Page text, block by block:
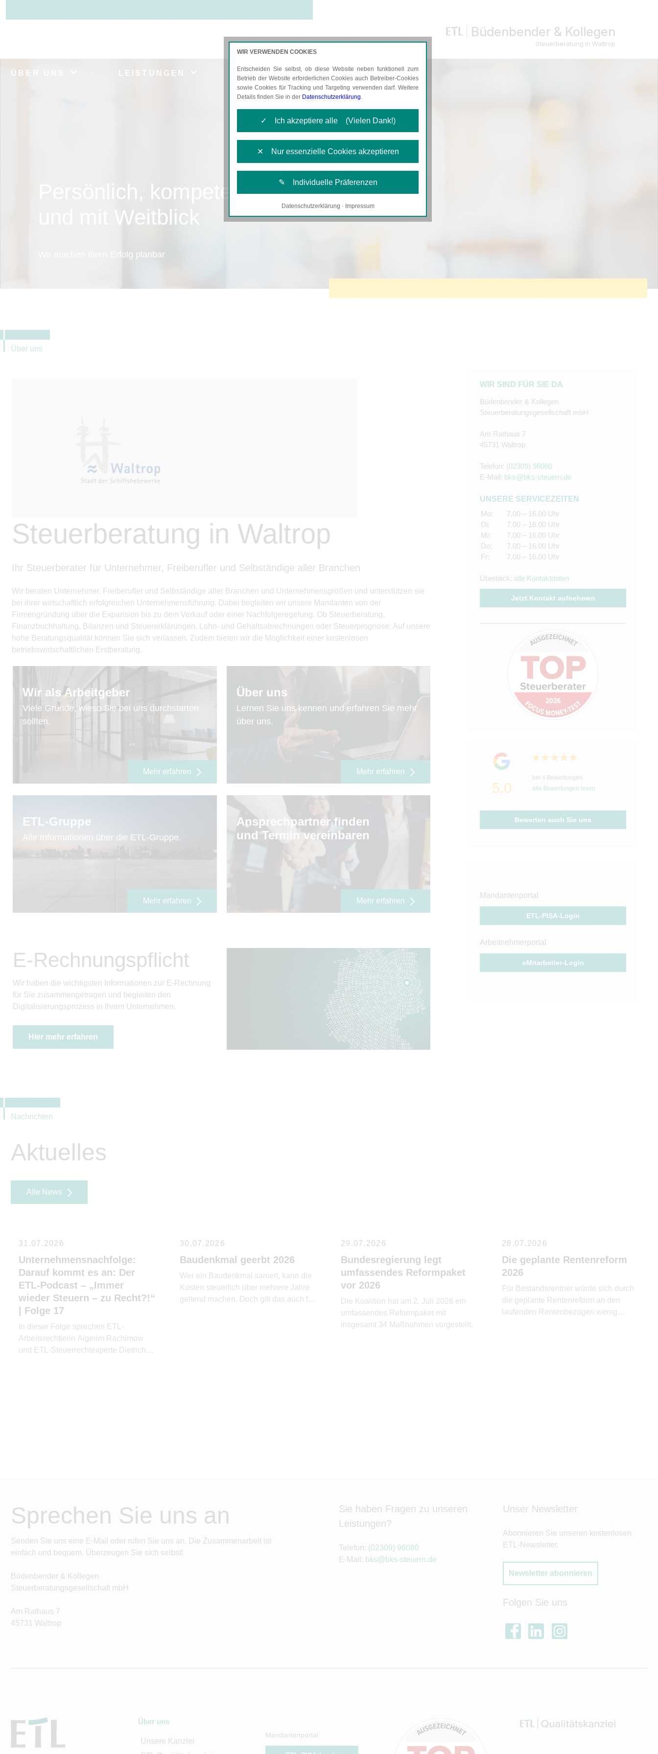
Büdenbender & Kollegen
Steuerberatung in Waltrop
ÜBER UNS LEISTUNGEN AKTUELLES KARRIERE
Persönlich, kompetent
und mit Weitblick
Wir machen Ihren Erfolg planbar
Über uns
Steuerberatung in Waltrop
Ihr Steuerberater für Unternehmer, Freiberufler und Selbständige aller Branchen
Wir beraten Unternehmer, Freiberufler und Selbständige aller Branchen und Unternehmensgrößen und unterstützen sie
bei ihrer wirtschaftlich erfolgreichen Unternehmensführung. Dabei begleiten wir unsere Mandanten von der
Firmengründung über die Expansion bis zu dem Verkauf oder einer Nachfolgeregelung. Ob Steuerberatung,
Finanzbuchhaltung, Bilanzen und Steuererklärungen, Lohn- und Gehaltsabrechnungen oder Steuerprognose: Auf unsere
hohe Beratungsqualität können Sie sich verlassen. Zudem bieten wir die Möglichkeit einer kostenlosen
betriebswirtschaftlichen Erstberatung.
Wir als Arbeitgeber
Viele Gründe, wieso Sie bei uns durchstarten
sollten.
Mehr erfahren
Über uns
Lernen Sie uns kennen und erfahren Sie mehr
über uns.
Mehr erfahren
ETL-Gruppe
Alle Informationen über die ETL-Gruppe.
Mehr erfahren
Ansprechpartner finden
und Termin vereinbaren
Mehr erfahren
E-Rechnungspflicht
Wir haben die wichtigsten Informationen zur E-Rechnung
für Sie zusammengetragen und begleiten den
Digitalisierungsprozess in Ihrem Unternehmen.
Hier mehr erfahren
WIR SIND FÜR SIE DA
Büdenbender & Kollegen
Steuerberatungsgesellschaft mbH
Am Rathaus 7
45731 Waltrop
Telefon: (02309) 96080
E-Mail: bks@bks-steuern.de
UNSERE SERVICEZEITEN
Mo:
Di:
Mi:
Do:
Fr:
7.00 – 16.00 Uhr
7.00 – 16.00 Uhr
7.00 – 16.00 Uhr
7.00 – 16.00 Uhr
7.00 – 16.00 Uhr
Überblick: alle Kontaktdaten
Jetzt Kontakt aufnehmen
5.0
bei 4 Bewertungen
alle Bewertungen lesen
Bewerten auch Sie uns
Mandantenportal
ETL-PISA-Login
Arbeitnehmerportal
eMitarbeiter-Login
Nachrichten
Aktuelles
Alle News
31.07.2026
Unternehmensnachfolge:
Darauf kommt es an: Der
ETL-Podcast – „Immer
wieder Steuern – zu Recht?!“
| Folge 17
In dieser Folge sprechen ETL-
Arbeitsrechtlerin Aigerim Rachimow
und ETL-Steuerrechtexperte Dietrich
30.07.2026
Baudenkmal geerbt 2026
Wer ein Baudenkmal saniert, kann die
Kosten steuerlich über mehrere Jahre
geltend machen. Doch gilt das auch für
29.07.2026
Bundesregierung legt
umfassendes Reformpaket
vor 2026
Die Koalition hat am 2. Juli 2026 ein
umfassendes Reformpaket mit
insgesamt 34 Maßnahmen vorgestellt.
28.07.2026
Die geplante Rentenreform
2026
Für Bestandsrentner würde sich durch
die geplante Rentenreform an den
laufenden Rentenbezügen wenig
Sprechen Sie uns an
Senden Sie uns eine E-Mail oder rufen Sie uns an. Die Zusammenarbeit ist
einfach und bequem. Überzeugen Sie sich selbst!
Büdenbender & Kollegen
Steuerberatungsgesellschaft mbH
Am Rathaus 7
45731 Waltrop
Sie haben Fragen zu unseren
Leistungen?
Telefon: (02309) 96080
E-Mail: bks@bks-steuern.de
Unser Newsletter
Abonnieren Sie unseren kostenlosen
ETL-Newsletter.
Newsletter abonnieren
Folgen Sie uns
Über uns
Unsere Kanzlei
Mandantenportal
WIR VERWENDEN COOKIES
Entscheiden Sie selbst, ob diese Website neben funktionell zum
Betrieb der Website erforderlichen Cookies auch Betreiber-Cookies
sowie Cookies für Tracking und Targeting verwenden darf. Weitere
Details finden Sie in der Datenschutzerklärung.
✓ Ich akzeptiere alle (Vielen Dank!)
✕ Nur essenzielle Cookies akzeptieren
✎ Individuelle Präferenzen
Notwendige Cookies
Datenschutzerklärung · Impressum